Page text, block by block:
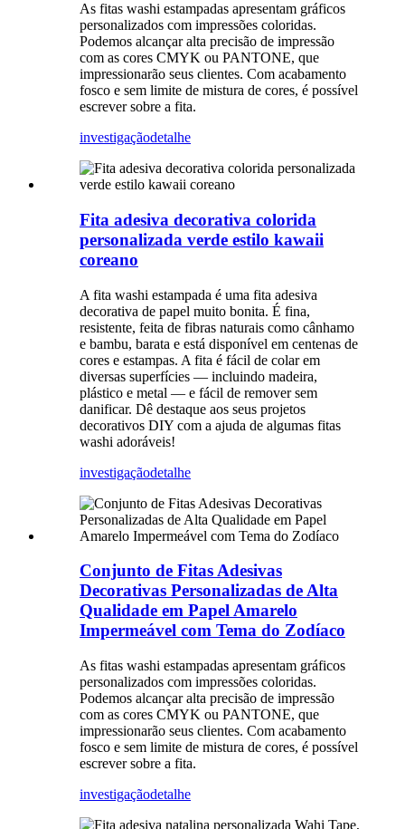
As fitas washi estampadas apresentam gráficos
personalizados com impressões coloridas.
Podemos alcançar alta precisão de impressão
com as cores CMYK ou PANTONE, que
impressionarão seus clientes. Com acabamento
fosco e sem limite de mistura de cores, é possível
escrever sobre a fita.
investigaçãodetalhe
Fita adesiva decorativa colorida
personalizada verde estilo kawaii
coreano
A fita washi estampada é uma fita adesiva
decorativa de papel muito bonita. É fina,
resistente, feita de fibras naturais como cânhamo
e bambu, barata e está disponível em centenas de
cores e estampas. A fita é fácil de colar em
diversas superfícies — incluindo madeira,
plástico e metal — e fácil de remover sem
danificar. Dê destaque aos seus projetos
decorativos DIY com a ajuda de algumas fitas
washi adoráveis!
investigaçãodetalhe
Conjunto de Fitas Adesivas
Decorativas Personalizadas de Alta
Qualidade em Papel Amarelo
Impermeável com Tema do Zodíaco
As fitas washi estampadas apresentam gráficos
personalizados com impressões coloridas.
Podemos alcançar alta precisão de impressão
com as cores CMYK ou PANTONE, que
impressionarão seus clientes. Com acabamento
fosco e sem limite de mistura de cores, é possível
escrever sobre a fita.
investigaçãodetalhe